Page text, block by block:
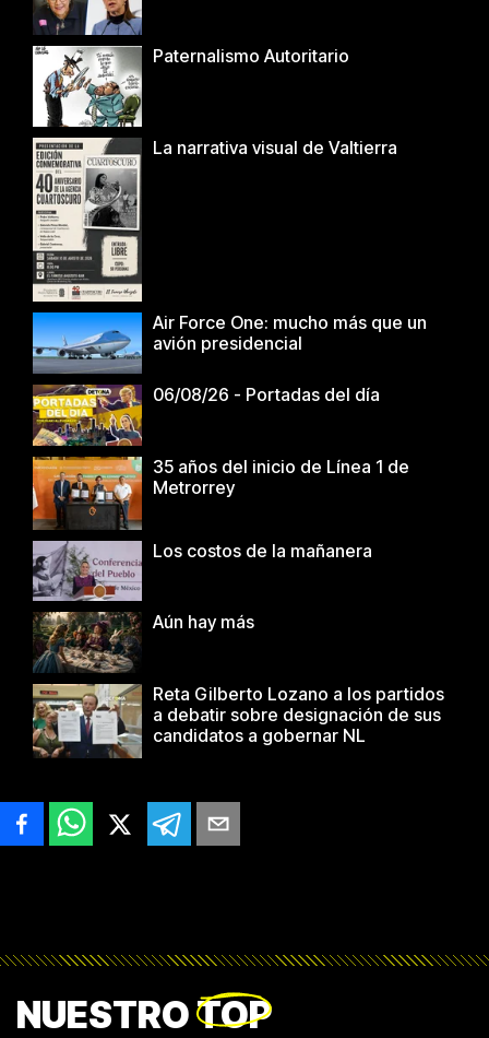
Paternalismo Autoritario
La narrativa visual de Valtierra
Air Force One: mucho más que un
avión presidencial
06/08/26 - Portadas del día
35 años del inicio de Línea 1 de
Metrorrey
Los costos de la mañanera
Aún hay más
Reta Gilberto Lozano a los partidos
a debatir sobre designación de sus
candidatos a gobernar NL
NUESTROTOP